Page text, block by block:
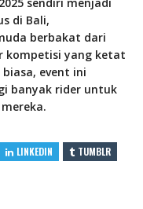
di Bali,
berbakat dari
kompetisi yang ketat
event ini
banyak rider untuk
LINKEDIN
TUMBLR